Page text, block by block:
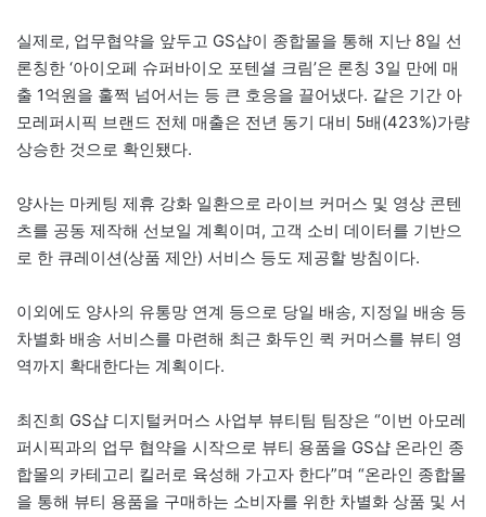
실제로, 업무협약을 앞두고 GS샵이 종합몰을 통해 지난 8일 선
론칭한 ‘아이오페 슈퍼바이오 포텐셜 크림’은 론칭 3일 만에 매
출 1억원을 훌쩍 넘어서는 등 큰 호응을 끌어냈다. 같은 기간 아
모레퍼시픽 브랜드 전체 매출은 전년 동기 대비 5배(423%)가량
상승한 것으로 확인됐다.
양사는 마케팅 제휴 강화 일환으로 라이브 커머스 및 영상 콘텐
츠를 공동 제작해 선보일 계획이며, 고객 소비 데이터를 기반으
로 한 큐레이션(상품 제안) 서비스 등도 제공할 방침이다.
이외에도 양사의 유통망 연계 등으로 당일 배송, 지정일 배송 등
차별화 배송 서비스를 마련해 최근 화두인 퀵 커머스를 뷰티 영
역까지 확대한다는 계획이다.
최진희 GS샵 디지털커머스 사업부 뷰티팀 팀장은 “이번 아모레
퍼시픽과의 업무 협약을 시작으로 뷰티 용품을 GS샵 온라인 종
합몰의 카테고리 킬러로 육성해 가고자 한다”며 “온라인 종합몰
을 통해 뷰티 용품을 구매하는 소비자를 위한 차별화 상품 및 서